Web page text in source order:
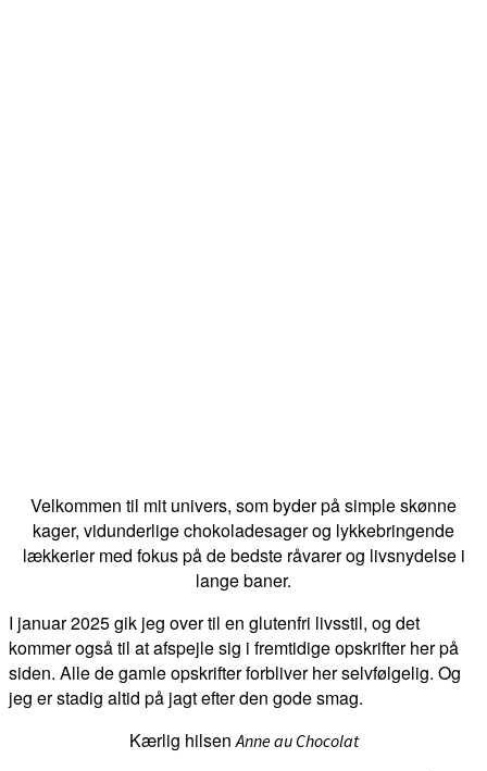
Velkommen til mit univers, som byder på simple skønne
kager, vidunderlige chokoladesager og lykkebringende
lækkerier med fokus på de bedste råvarer og livsnydelse i
lange baner.
I januar 2025 gik jeg over til en glutenfri livsstil, og det
kommer også til at afspejle sig i fremtidige opskrifter her på
siden. Alle de gamle opskrifter forbliver her selvfølgelig. Og
jeg er stadig altid på jagt efter den gode smag.
Kærlig hilsenAnne au Chocolat